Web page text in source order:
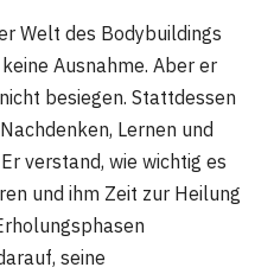
Welt des Bodybuildings
Ausnahme. Aber er
besiegen. Stattdessen
Lernen und
verstand, wie wichtig es
und ihm Zeit zur Heilung
seine